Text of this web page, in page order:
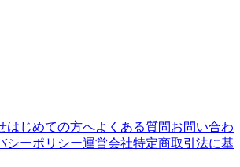
はじめての方へよくある質問お問い合わ
シーポリシー運営会社特定商取引法に基